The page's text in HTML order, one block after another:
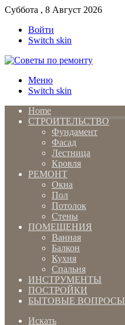
Суббота , 8 Август 2026
Войти
Switch skin
Меню
Switch skin
Home
СТРОИТЕЛЬСТВО
Фундамент
Фасад
Лестница
Кровля
РЕМОНТ
Окна
Пол
Потолок
Стены
ПОМЕЩЕНИЯ
Ванная
Балкон
Кухня
Спальня
ИНСТРУМЕНТЫ
ПОСТРОЙКИ
БЫТОВЫЕ ВОПРОСЫ
Искать